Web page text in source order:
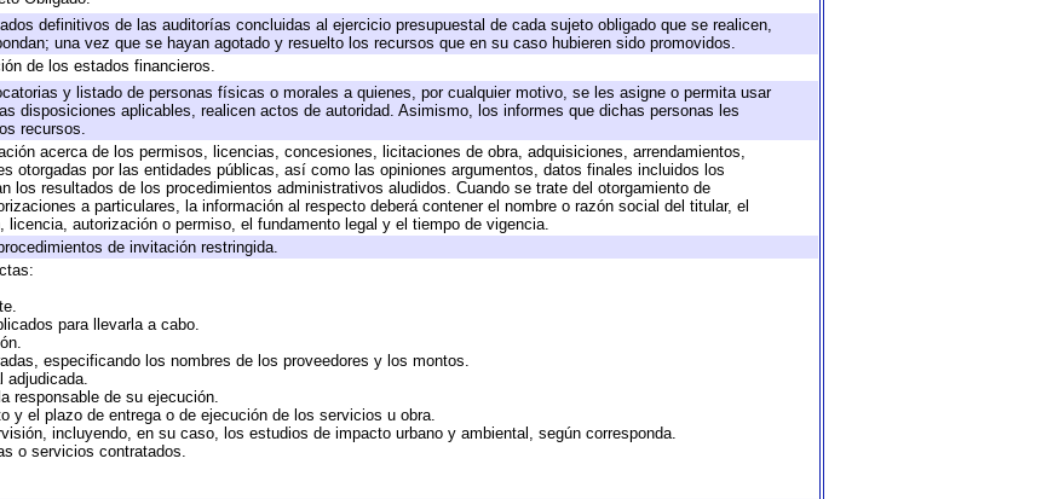
definitivos de las auditorías concluidas al ejercicio presupuestal de cada sujeto obligado que se realicen,
una vez que se hayan agotado y resuelto los recursos que en su caso hubieren sido promovidos.
de los estados financieros.
y listado de personas físicas o morales a quienes, por cualquier motivo, se les asigne o permita usar
disposiciones aplicables, realicen actos de autoridad. Asimismo, los informes que dichas personas les
recursos.
acerca de los permisos, licencias, concesiones, licitaciones de obra, adquisiciones, arrendamientos,
otorgadas por las entidades públicas, así como las opiniones argumentos, datos finales incluidos los
los resultados de los procedimientos administrativos aludidos. Cuando se trate del otorgamiento de
a particulares, la información al respecto deberá contener el nombre o razón social del titular, el
autorización o permiso, el fundamento legal y el tiempo de vigencia.
de invitación restringida.
para llevarla a cabo.
especificando los nombres de los proveedores y los montos.
adjudicada.
responsable de su ejecución.
y el plazo de entrega o de ejecución de los servicios u obra.
incluyendo, en su caso, los estudios de impacto urbano y ambiental, según corresponda.
o servicios contratados.